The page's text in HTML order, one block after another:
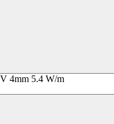
4mm 5.4 W/m